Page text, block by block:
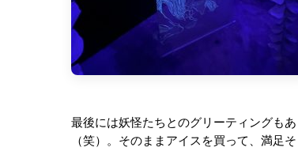
最後には妖怪たちとのグリーティングも
（笑）。そのままアイスを買って、満足